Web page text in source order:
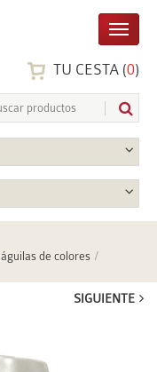
TU CESTA (0)
de colores
SIGUIENTE